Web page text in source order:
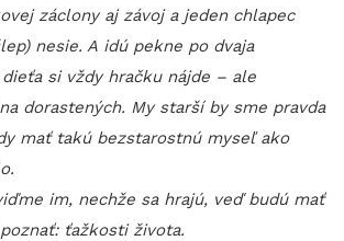
záclony aj závoj a jeden chlapec
nesie. A idú pekne po dvaja
si vždy hračku nájde – ale
dorastených. My starší by sme pravda
mať takú bezstarostnú myseľ ako
im, nechže sa hrajú, veď budú mať
ťažkosti života.